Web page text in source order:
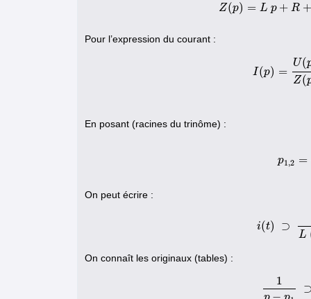
Z(p) = L p + R +
Pour l’expression du courant :
I(p) =
U(
Z(
I p) =U(p
En posant (racines du trinôme) :
p1,2 =
p1
On peut écrire :
i(t) ⊃
L
i( ⊃
On connaît les originaux (tables) :
1
⊃
1p −p1